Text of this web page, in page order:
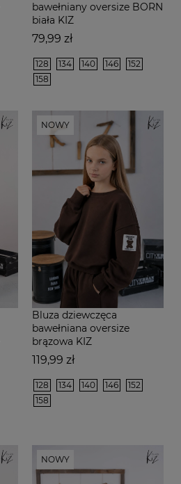
bawełniany oversize BORN
biała KIZ
Cena
79,99 zł
128 134 140 146
152
158
Bluza dziewczęca
bawełniana oversize
brązowa KIZ
Cena
119,99 zł
NOWY
128 134 140 146
152
158
NOWY